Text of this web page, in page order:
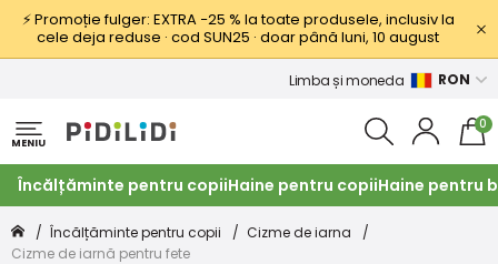
⚡ Promoție fulger: EXTRA −25 % la toate produsele, inclusiv la
cele deja reduse · cod SUN25 · doar până luni, 10 august
Limba și moneda RON
MENIU
0
Încălțăminte pentru copiiHaine pentru copiiHaine pentru
Încălțăminte pentru copii
Cizme de iarna
Cizme de iarnă pentru fete